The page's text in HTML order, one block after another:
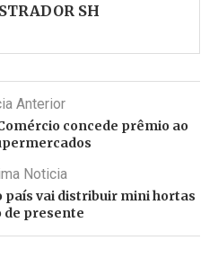
SH
Anterior
concede prêmio ao
Noticia
país vai distribuir mini hortas
de presente